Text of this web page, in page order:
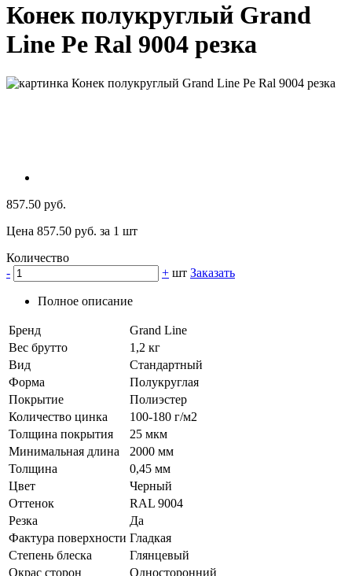
Конек полукруглый Grand
Line Pe Ral 9004 резка
857.50 руб.
Цена 857.50 руб. за 1 шт
Количество
-
+ шт Заказать
Полное описание
Бренд
Grand Line
Вес брутто
1,2 кг
Вид
Стандартный
Форма
Полукруглая
Покрытие
Полиэстер
Количество цинка
100-180 г/м2
Толщина покрытия
25 мкм
Минимальная длина
2000 мм
Толщина
0,45 мм
Цвет
Черный
Оттенок
RAL 9004
Резка
Да
Фактура поверхности Гладкая
Степень блеска
Глянцевый
Окрас сторон
Односторонний